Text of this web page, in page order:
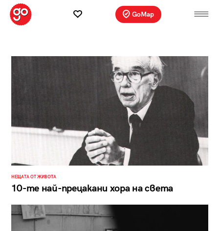
GoMap
НЕЩАТА ОТ ЖИВОТА
10-те най-прецакани хора на света